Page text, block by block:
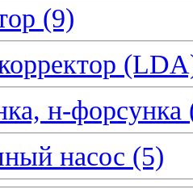
(9)
н-форсунка
насос (5)